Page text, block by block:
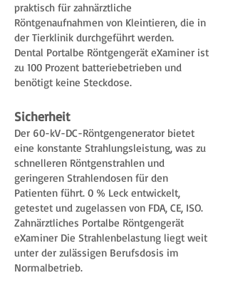
praktisch für zahnärztliche
Röntgenaufnahmen von Kleintieren, die in
der Tierklinik durchgeführt werden.
Dental Portalbe Röntgengerät eXaminer ist
zu 100 Prozent batteriebetrieben und
benötigt keine Steckdose.
Sicherheit
Der 60-kV-DC-Röntgengenerator bietet
eine konstante Strahlungsleistung, was zu
schnelleren Röntgenstrahlen und
geringeren Strahlendosen für den
Patienten führt. 0 % Leck entwickelt,
getestet und zugelassen von FDA, CE, ISO.
Zahnärztliches Portalbe Röntgengerät
eXaminer Die Strahlenbelastung liegt weit
unter der zulässigen Berufsdosis im
Normalbetrieb.